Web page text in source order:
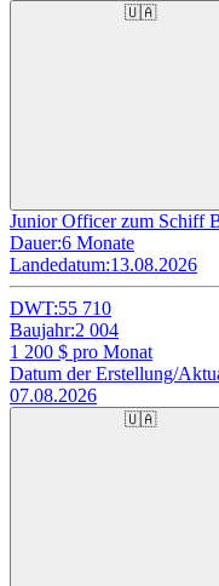
🇺🇦
Junior Officer zum Schiff
Dauer:6 Monate
Landedatum:13.08.2026
DWT:55 710
Baujahr:2 004
1 200 $ pro Monat
Datum der Erstellung/
07.08.2026
🇺🇦